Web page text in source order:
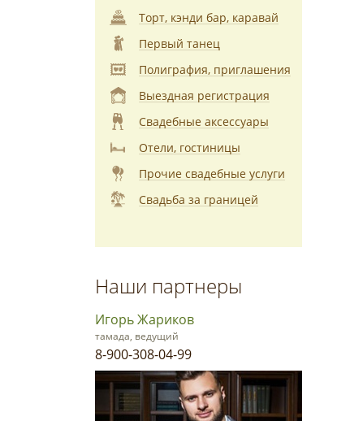
Торт, кэнди бар, каравай
Первый танец
Полиграфия, приглашения
Выездная регистрация
Свадебные аксессуары
Отели, гостиницы
Прочие свадебные услуги
Свадьба за границей
Наши партнеры
Игорь Жариков
тамада, ведущий
8-900-308-04-99